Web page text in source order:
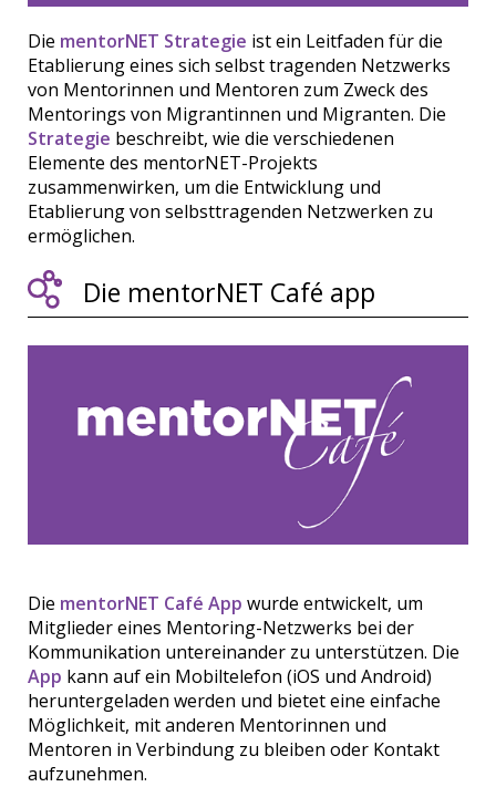
Die mentorNET Strategie ist ein Leitfaden für die
Etablierung eines sich selbst tragenden Netzwerks
von Mentorinnen und Mentoren zum Zweck des
Mentorings von Migrantinnen und Migranten. Die
Strategie beschreibt, wie die verschiedenen
Elemente des mentorNET-Projekts
zusammenwirken, um die Entwicklung und
Etablierung von selbsttragenden Netzwerken zu
ermöglichen.
Die mentorNET Café app
Die mentorNET Café App wurde entwickelt, um
Mitglieder eines Mentoring-Netzwerks bei der
Kommunikation untereinander zu unterstützen. Die
App kann auf ein Mobiltelefon (iOS und Android)
heruntergeladen werden und bietet eine einfache
Möglichkeit, mit anderen Mentorinnen und
Mentoren in Verbindung zu bleiben oder Kontakt
aufzunehmen.